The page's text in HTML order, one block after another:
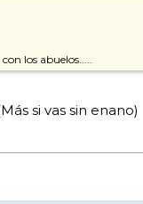
los abuelos.....
si vas sin enano)